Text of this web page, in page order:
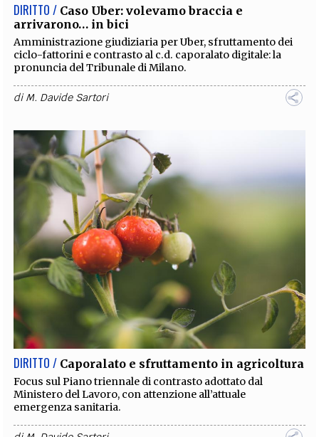
DIRITTO / Caso Uber: volevamo braccia e
arrivarono… in bici
Amministrazione giudiziaria per Uber, sfruttamento dei
ciclo-fattorini e contrasto al c.d. caporalato digitale: la
pronuncia del Tribunale di Milano.
diM. Davide Sartori
DIRITTO / Caporalato e sfruttamento in agricoltura
Focus sul Piano triennale di contrasto adottato dal
Ministero del Lavoro, con attenzione all’attuale
emergenza sanitaria.